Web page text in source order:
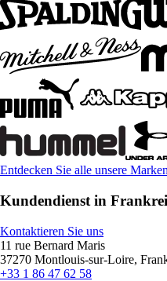
Entdecken Sie alle unsere Marken
Kundendienst in
Kontaktieren Sie uns
11 rue Bernard Maris
37270 Montlouis-sur-Loire,
+33 1 86 47 62 58